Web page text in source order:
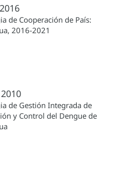
de Cooperación de País:
2016-2021
de Gestión Integrada de
y Control del Dengue de